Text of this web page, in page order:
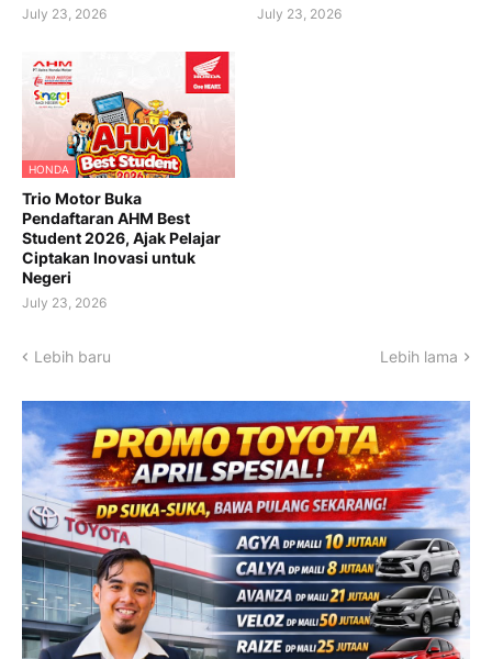
July 23, 2026 July 23, 2026
HONDA
Trio Motor Buka
Pendaftaran AHM Best
Student 2026, Ajak Pelajar
Ciptakan Inovasi untuk
Negeri
July 23, 2026
Lebih baru Lebih lama